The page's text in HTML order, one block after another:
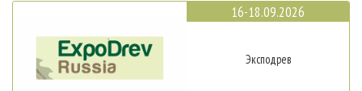
16-18.09.2026
Эксподрев